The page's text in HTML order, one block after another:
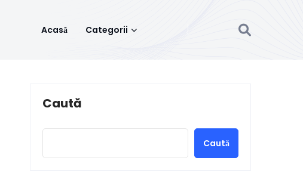
Acasă Categorii
Caută
Caută